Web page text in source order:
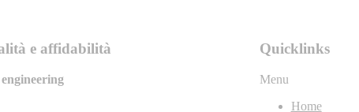
e affidabilità Quicklinks
Menu
Home